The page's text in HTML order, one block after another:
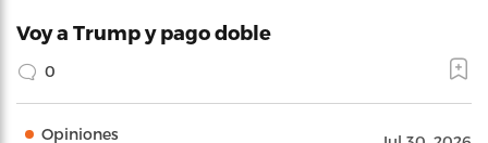
Voy a Trump y pago doble
0
Opiniones